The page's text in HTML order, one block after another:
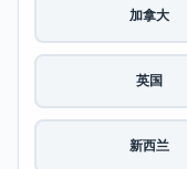
加拿大
英国
新西兰